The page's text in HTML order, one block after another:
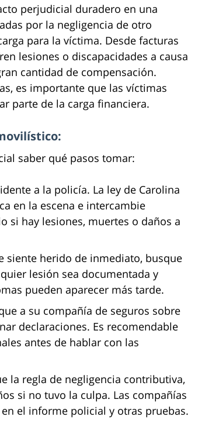
perjudicial duradero en una
por la negligencia de otro
para la víctima. Desde facturas
lesiones o discapacidades a causa
cantidad de compensación.
es importante que las víctimas
parte de la carga financiera.
saber qué pasos tomar:
a la policía. La ley de Carolina
en la escena e intercambie
si hay lesiones, muertes o daños a
siente herido de inmediato, busque
lesión sea documentada y
pueden aparecer más tarde.
a su compañía de seguros sobre
declaraciones. Es recomendable
antes de hablar con las
la regla de negligencia contributiva,
si no tuvo la culpa. Las compañías
el informe policial y otras pruebas.